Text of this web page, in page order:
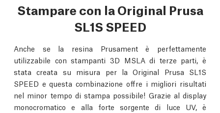
Stampare con la Original Prusa
SL1S SPEED
Anche se la resina Prusament è perfettamente
utilizzabile con stampanti 3D MSLA di terze parti, è
stata creata su misura per la Original Prusa SL1S
SPEED e questa combinazione offre i migliori risultati
nel minor tempo di stampa possibile! Grazie al display
monocromatico e alla forte sorgente di luce UV, è